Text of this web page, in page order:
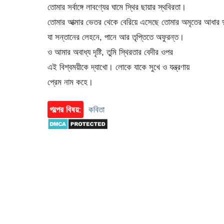
তোমার সর্বাঙ্গে লাবণ্যের ঘামে স্থির ছায়ার স্থবিরতা।
তোমার আত্মার ভেতর থেকে বেরিয়ে এসেছে তোমার অমৃতের আধার
যা সন্তানের লেহনে, পানে আর তৃপ্তিতে অফুরন্ত।
ও আমার অবাধ্য দৃষ্টি, তুমি স্থিরতার বেদীর ওপর
এই বিশ্বময়ীকে দ্যাখো। লোকে যাকে সুখে ও যন্ত্রণায়
প্রেম নাম কহে।
গল্পের বিষয়: কবিতা